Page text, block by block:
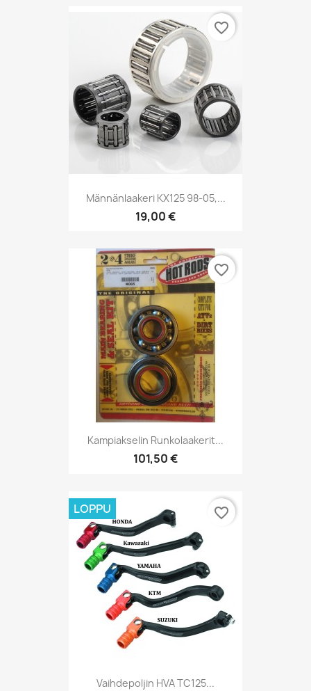
Männänlaakeri KX125 98-05,...
19,00 €
favorite_border
Kampiakselin Runkolaakerit...
101,50 €
favorite_border
Vaihdepoljin HVA TC125...
LOPPU favorite_border